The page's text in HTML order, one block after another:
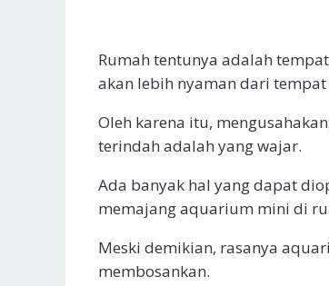
Rumah tentunya adalah
akan lebih nyaman dari tempat
Oleh karena itu,
terindah adalah yang wajar.
Ada banyak hal yang dapat
memajang aquarium mini di
Meski demikian, rasanya
membosankan.